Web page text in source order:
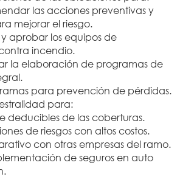
las acciones preventivas y
mejorar el riesgo.
aprobar los equipos de
incendio.
la elaboración de programas de
para prevención de pérdidas.
para:
de las coberturas.
de riesgos con altos costos.
con otras empresas del ramo.
de seguros en auto